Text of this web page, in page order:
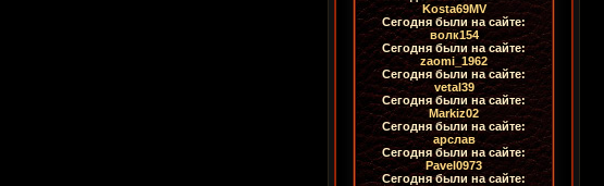
Kosta69MV
Сегодня были на сайте:
волк154
Сегодня были на сайте:
zaomi_1962
Сегодня были на сайте:
vetal39
Сегодня были на сайте:
Markiz02
Сегодня были на сайте:
арслав
Сегодня были на сайте:
Pavel0973
Сегодня были на сайте: